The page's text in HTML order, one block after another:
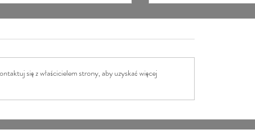
się z właścicielem strony, aby uzyskać więcej